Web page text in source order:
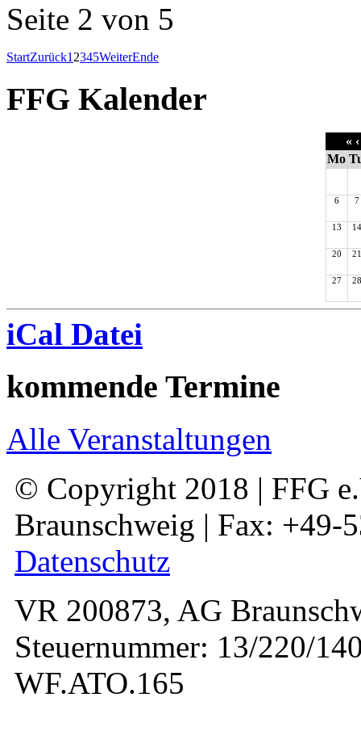
Seite 2 von 5
StartZurück1 2345WeiterEnde
FFG Kalender
« ‹
Mo
6 7
13 14
20 21
27 28
iCal Datei
kommende Termine
Alle Veranstaltungen
© Copyright 2018 | FFG
Braunschweig | Fax: +49-
Datenschutz
VR 200873, AG
Steuernummer: 13/220/
WF.ATO.165